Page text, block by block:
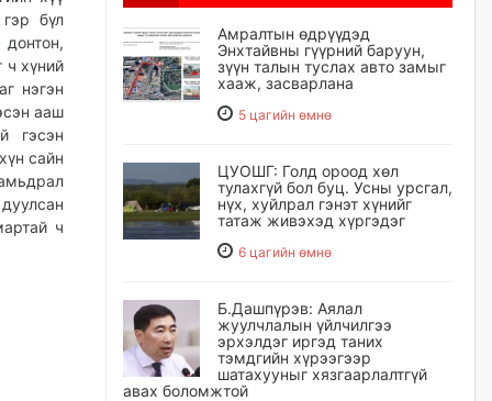
бүл
ч хүний
нэгэн
ааш
гэсэн
сайн
ч
Амралтын өдрүүдэд
Энхтайвны гүүрний баруун,
зүүн талын туслах авто замыг
хааж, засварлана
5 цагийн өмнө
ЦУОШГ: Голд ороод хөл
тулахгүй бол буц. Усны урсгал,
нүх, хуйлрал гэнэт хүнийг
татаж живэхэд хүргэдэг
6 цагийн өмнө
Б.Дашпүрэв: Аялал
жуулчлалын үйлчилгээ
эрхэлдэг иргэд таних
тэмдгийн хүрээгээр
шатахууныг хязгаарлалтгүй
авах боломжтой